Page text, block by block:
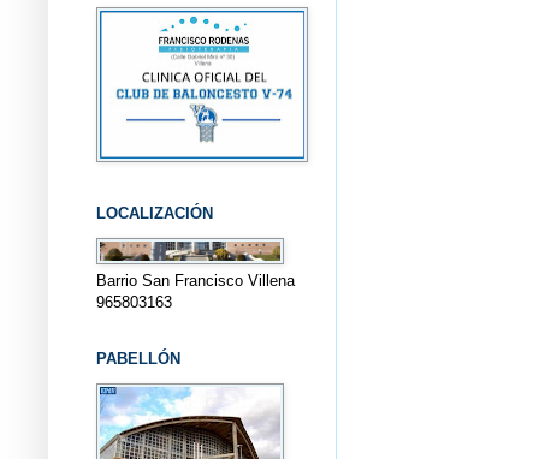
LOCALIZACIÓN
Barrio San Francisco Villena
965803163
PABELLÓN